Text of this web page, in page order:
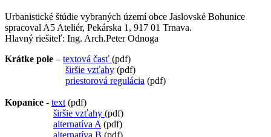
Urbanistické štúdie vybraných území obce Jaslovské Bohunice
spracoval A5 Ateliér, Pekárska 1, 917 01 Trnava.
Hlavný riešiteľ: Ing. Arch.Peter Odnoga
Krátke pole – textová časť (pdf)
širšie vzťahy (pdf)
priestorová regulácia (pdf)
Kopanice - text (pdf)
širšie vzťahy (pdf)
alternatíva A (pdf)
alternatíva B (pdf)